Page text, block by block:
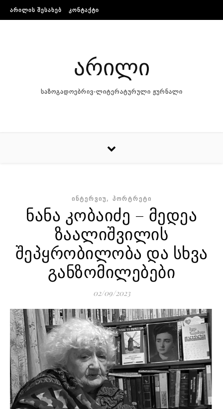
Skip to content
ᲐᲠᲘᲚᲘᲡ ᲨᲔᲡᲐᲮᲔᲑ ᲙᲝᲜᲢᲐᲥᲢᲘ
არილი
საზოგადოებრივ-ლიტერატურული ჟურნალი
ᲘᲜᲢᲔᲠᲕᲘᲣ, ᲞᲝᲠᲢᲠᲔᲢᲘ
ნანა კობაიძე – მედეა
ზაალიშვილის
შეპყრობილობა და სხვა
განზომილებები
02/09/2023